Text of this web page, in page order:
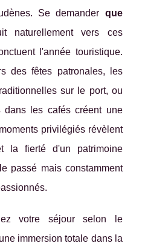
Se demander que
naturellement vers ces
l'année touristique.
des fêtes patronales, les
sur le port, ou
les cafés créent une
privilégiés révèlent
la fierté d'un patrimoine
passé mais constamment
votre séjour selon le
immersion totale dans la